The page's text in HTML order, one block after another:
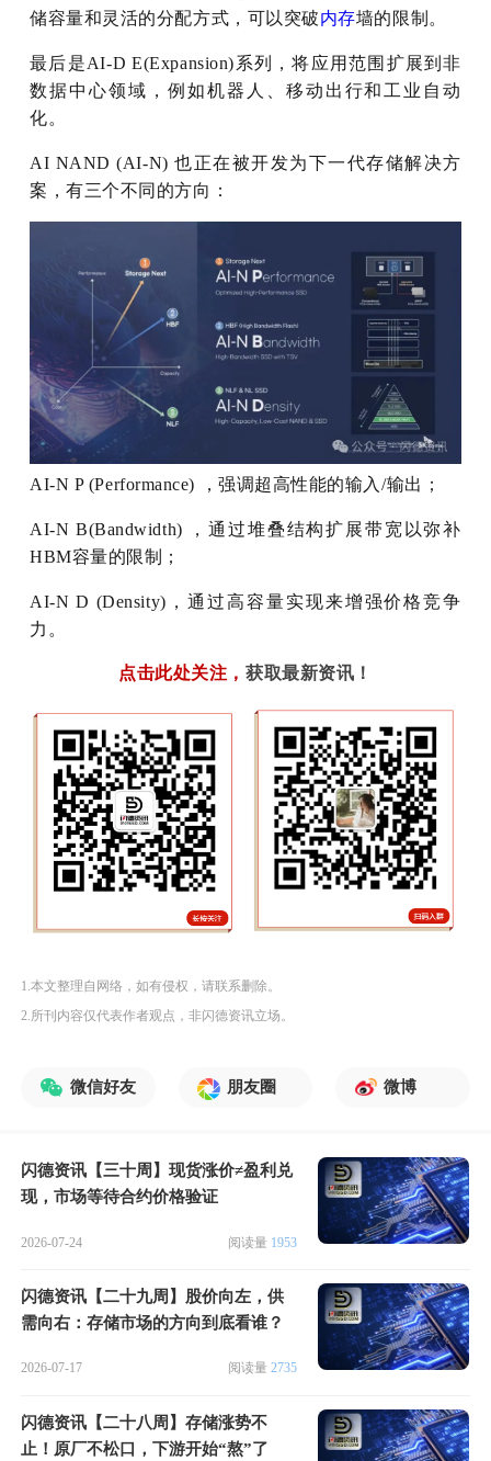
储容量和灵活的分配方式，可以突破内存墙的限制。
最后是AI-D E(Expansion)系列，将应用范围扩展到非
数据中心领域，例如机器人、移动出行和工业自动
化。
AI NAND (AI-N) 也正在被开发为下一代存储解决方
案，有三个不同的方向：
AI-N P (Performance) ，强调超高性能的输入/输出；
AI-N B(Bandwidth) ，通过堆叠结构扩展带宽以弥补
HBM容量的限制；
AI-N D (Density)，通过高容量实现来增强价格竞争
力。
点击此处关注 ， 获取最新资讯！
1.本文整理自网络，如有侵权，请联系删除。
2.所刊内容仅代表作者观点，非闪德资讯立场。
微信好友 朋友圈 微博
闪德资讯【三十周】现货涨价≠盈利兑
现，市场等待合约价格验证
2026-07-24 阅读量 1953
闪德资讯【二十九周】股价向左，供
需向右：存储市场的方向到底看谁？
2026-07-17 阅读量 2735
闪德资讯【二十八周】存储涨势不
止！原厂不松口，下游开始“熬”了